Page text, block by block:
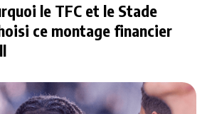
le TFC et le Stade
ce montage financier